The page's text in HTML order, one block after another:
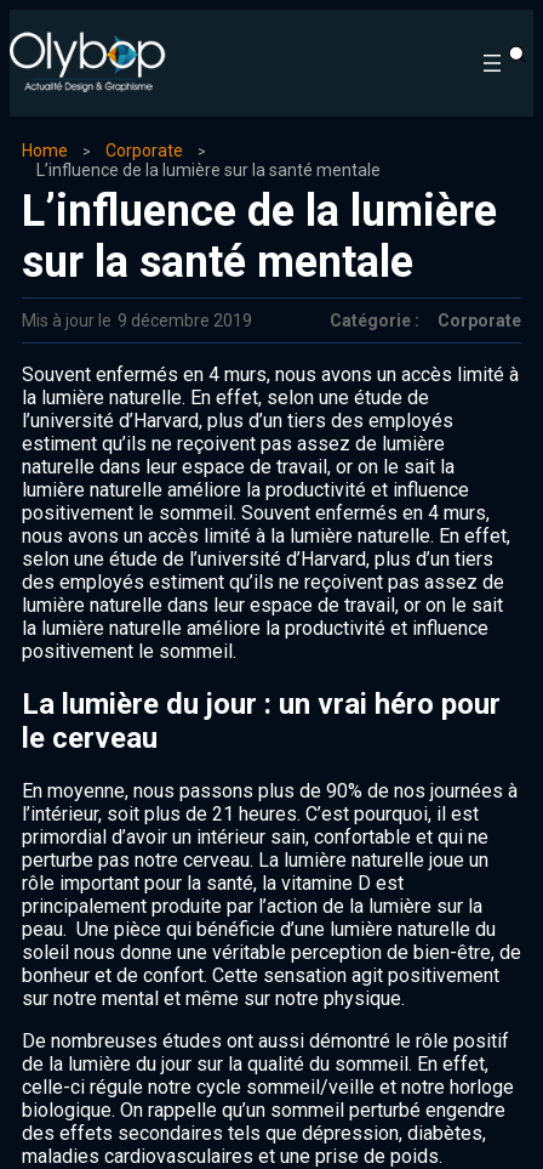
Home
Corporate
L’influence de la lumière sur la santé mentale
L’influence de la lumière
sur la santé mentale
Mis à jour le 9 décembre 2019 Catégorie : Corporate
Souvent enfermés en 4 murs, nous avons un accès limité à
la lumière naturelle. En effet, selon une étude de
l’université d’Harvard, plus d’un tiers des employés
estiment qu’ils ne reçoivent pas assez de lumière
naturelle dans leur espace de travail, or on le sait la
lumière naturelle améliore la productivité et influence
positivement le sommeil. Souvent enfermés en 4 murs,
nous avons un accès limité à la lumière naturelle. En effet,
selon une étude de l’université d’Harvard, plus d’un tiers
des employés estiment qu’ils ne reçoivent pas assez de
lumière naturelle dans leur espace de travail, or on le sait
la lumière naturelle améliore la productivité et influence
positivement le sommeil.
La lumière du jour : un vrai héro pour
le cerveau
En moyenne, nous passons plus de 90% de nos journées à
l’intérieur, soit plus de 21 heures. C’est pourquoi, il est
primordial d’avoir un intérieur sain, confortable et qui ne
perturbe pas notre cerveau. La lumière naturelle joue un
rôle important pour la santé, la vitamine D est
principalement produite par l’action de la lumière sur la
peau. Une pièce qui bénéficie d’une lumière naturelle du
soleil nous donne une véritable perception de bien-être, de
bonheur et de confort. Cette sensation agit positivement
sur notre mental et même sur notre physique.
De nombreuses études ont aussi démontré le rôle positif
de la lumière du jour sur la qualité du sommeil. En effet,
celle-ci régule notre cycle sommeil/veille et notre horloge
biologique. On rappelle qu’un sommeil perturbé engendre
des effets secondaires tels que dépression, diabètes,
maladies cardiovasculaires et une prise de poids.